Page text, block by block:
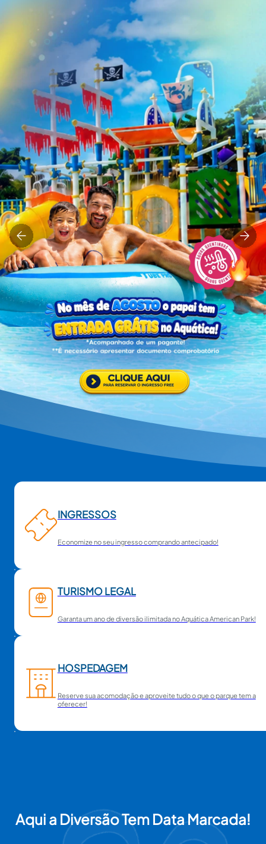
adquiriu ingresso para o Show da Ana Castela.
INGRESSOS
Economize no seu ingresso comprando antecipado!
TURISMO LEGAL
Garanta um ano de diversão ilimitada no Aquática American Park!
HOSPEDAGEM
Reserve sua acomodação e aproveite tudo o que o parque tem a
oferecer!
Aqui a Diversão Tem Data Marcada!